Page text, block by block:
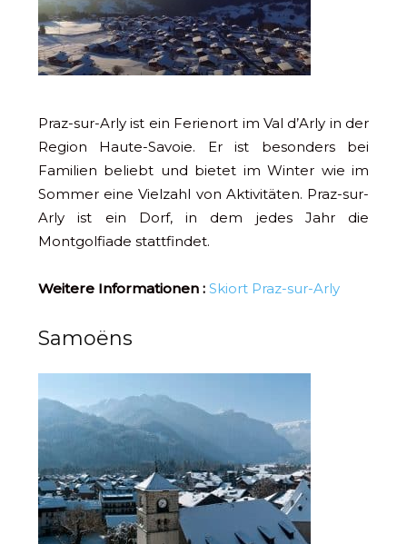
Praz-sur-Arly ist ein Ferienort im Val d’Arly in der
Region Haute-Savoie. Er ist besonders bei
Familien beliebt und bietet im Winter wie im
Sommer eine Vielzahl von Aktivitäten. Praz-sur-
Arly ist ein Dorf, in dem jedes Jahr die
Montgolfiade stattfindet.
Weitere Informationen : Skiort Praz-sur-Arly
Samoëns